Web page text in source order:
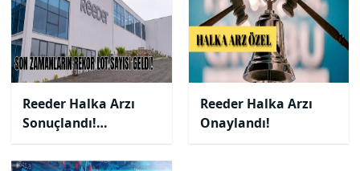
Reeder Halka Arzı
Sonuçlandı!
Hesaplara Kaç Lot
Düştü?
Reeder Halka Arzı
Onaylandı!